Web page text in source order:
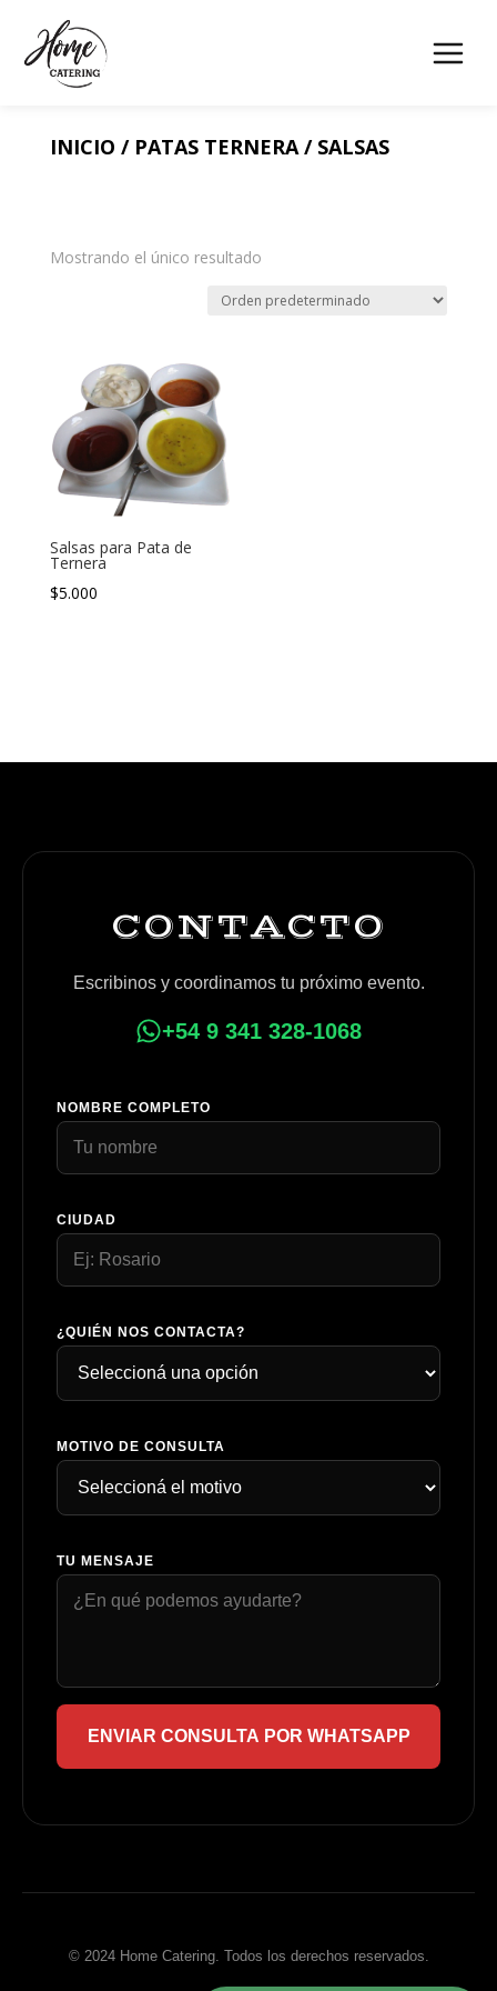
INICIO / PATAS TERNERA/ SALSAS
Mostrando el único resultado
Salsas para Pata de
Ternera
$5.000
CONTACTO
Escribinos y coordinamos tu próximo evento.
+54 9 341 328-1068
NOMBRE COMPLETO
CIUDAD
¿QUIÉN NOS CONTACTA?
MOTIVO DE CONSULTA
TU MENSAJE
ENVIAR CONSULTA POR WHATSAPP
© 2024 Home Catering. Todos los derechos reservados.